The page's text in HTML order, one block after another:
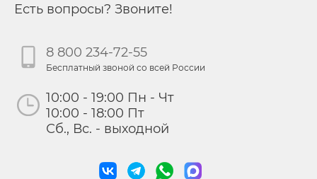
Есть вопросы? Звоните!
8 800 234-72-55
Бесплатный звоной со всей России
10:00 - 19:00 Пн - Чт
10:00 - 18:00 Пт
Сб., Вс. - выходной